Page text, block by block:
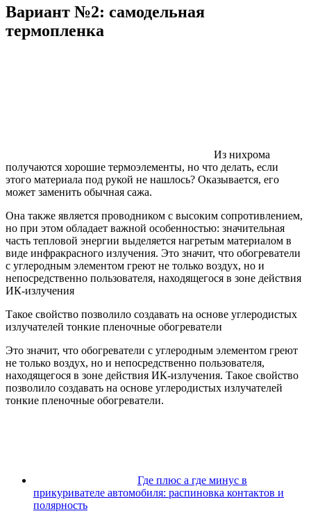
Вариант №2: самодельная
термопленка
Из нихрома
получаются хорошие термоэлементы, но что делать, если
этого материала под рукой не нашлось? Оказывается, его
может заменить обычная сажа.
Она также является проводником с высоким сопротивлением,
но при этом обладает важной особенностью: значительная
часть тепловой энергии выделяется нагретым материалом в
виде инфракрасного излучения. Это значит, что обогреватели
с углеродным элементом греют не только воздух, но и
непосредственно пользователя, находящегося в зоне действия
ИК-излучения
Такое свойство позволило создавать на основе углеродистых
излучателей тонкие пленочные обогреватели
Это значит, что обогреватели с углеродным элементом греют
не только воздух, но и непосредственно пользователя,
находящегося в зоне действия ИК-излучения. Такое свойство
позволило создавать на основе углеродистых излучателей
тонкие пленочные обогреватели.
Где плюс а где минус в
прикуривателе автомобиля: распиновка контактов и
полярность